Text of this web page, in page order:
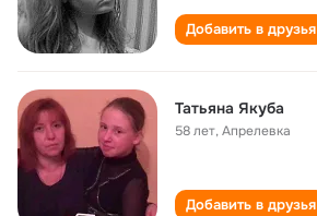
Добавить в друзья
Татьяна Якуба
58 лет,Апрелевка
Добавить в друзья